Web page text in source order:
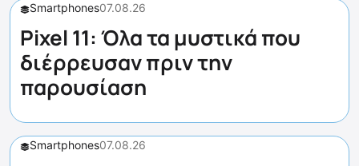
Smartphones07.08.26
Pixel 11: Όλα τα μυστικά που
διέρρευσαν πριν την
παρουσίαση
Smartphones07.08.26